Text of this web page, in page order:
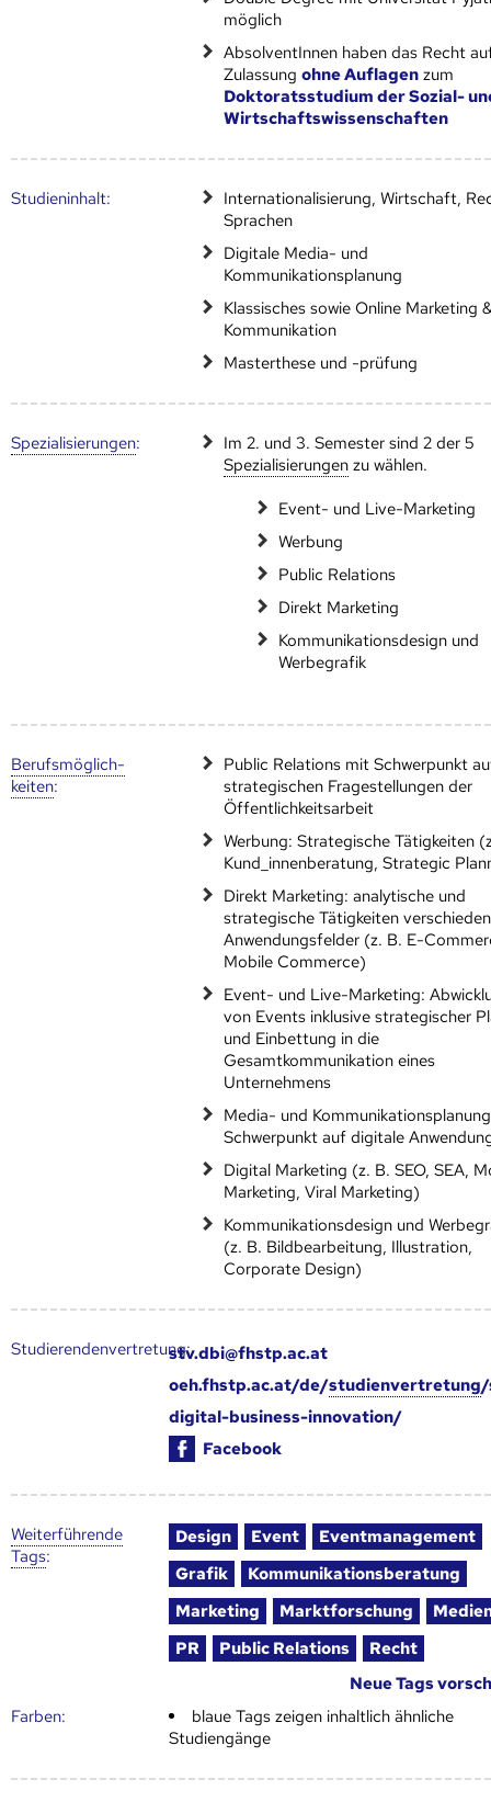
möglich
AbsolventInnen haben das Recht
Zulassungohne Auflagen zum
Doktoratsstudium der Sozial-
Wirtschaftswissenschaften
Studien­inhalt:
Internationalisierung, Wirtschaft,
Sprachen
Digitale Media- und
Kommunikationsplanung
Klassisches sowie Online Marketing
Kommunikation
Masterthese und -prüfung
Speziali­sierungen:
Im 2. und 3. Semester sind 2 der 5
Speziali­sierungen zu wählen.
Event- und Live-Marketing
Werbung
Public Relations
Direkt Marketing
Kommunikationsdesign und
Werbegrafik
Berufs­möglich­
keiten:
Public Relations mit Schwerpunkt
strategischen Fragestellungen der
Öffentlichkeitsarbeit
Werbung: Strategische Tätigkeiten
Kund_innenberatung, Strategic
Direkt Marketing: analytische und
strategische Tätigkeiten
Anwendungsfelder (z. B. E-
Mobile Commerce)
Event- und Live-Marketing:
von Events inklusive strategischer
und Einbettung in die
Gesamtkommunikation eines
Unternehmens
Media- und
Schwerpunkt auf digitale
Digital Marketing (z. B. SEO, SEA,
Marketing, Viral Marketing)
Kommunikationsdesign und
(z. B. Bildbearbeitung, Illustration,
Corporate Design)
Studierendenvertretung:stv.dbi@fhstp.ac.at
oeh.fhstp.ac.at/de/studienvertretung/
digital-business-innovation/
Facebook
Weiter­führende
Tags:
Design Event
Eventmanagement
Grafik
Kommunikationsberatung
Marketing
Marktforschung
PR
Public Relations
Recht
Neue Tags
Farben:
blaue Tags zeigen inhaltlich ähnliche
Studiengänge